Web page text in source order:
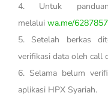
4. Untuk
melalui wa.me/
5. Setelah berkas
verifikasi data oleh call
6. Selama belum
aplikasi HPX Syariah.